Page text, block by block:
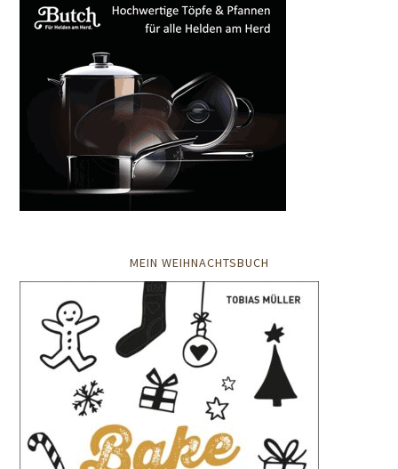
MEIN WEIHNACHTSBUCH